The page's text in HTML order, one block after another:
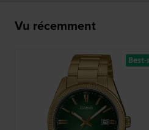
Vu récemment